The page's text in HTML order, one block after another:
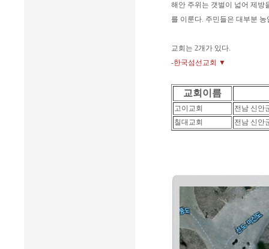
해안 주위는 갯벌이 넓어 제방
를 이룬다. 주민들은 대부분
교회는 2개가 있다.
-한국섬선교회 ▼
교회이름
고이교회
전남 신안
칠대교회
전남 신안